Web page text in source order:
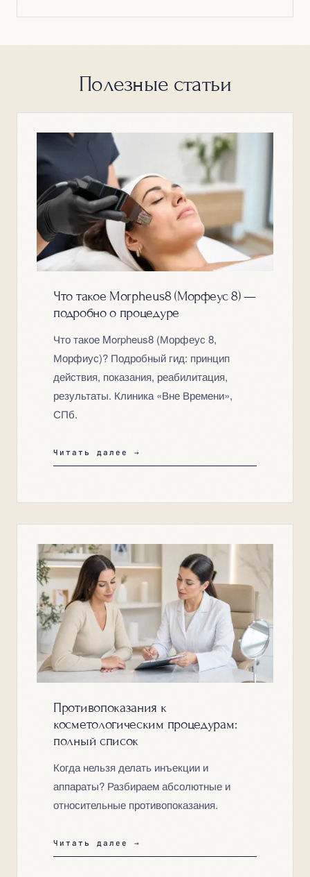
Полезные статьи
Что такое Morpheus8 (Морфеус 8) —
подробно о процедуре
Что такое Morpheus8 (Морфеус 8,
Морфиус)? Подробный гид: принцип
действия, показания, реабилитация,
результаты. Клиника «Вне Времени»,
СПб.
Читать далее →
Противопоказания к
косметологическим процедурам:
полный список
Когда нельзя делать инъекции и
аппараты? Разбираем абсолютные и
относительные противопоказания.
Читать далее →